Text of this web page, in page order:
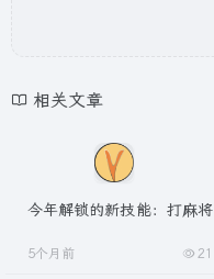
相关文章
今年解锁的新技能：打麻将
5个月前 21